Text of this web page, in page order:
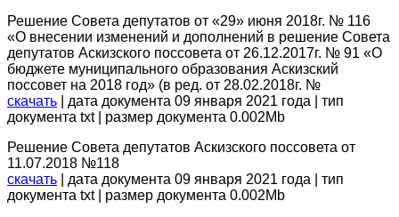
Решение Совета депутатов от «29» июня 2018г. № 116
«О внесении изменений и дополнений в решение Совета
депутатов Аскизского поссовета от 26.12.2017г. № 91 «О
бюджете муниципального образования Аскизский
поссовет на 2018 год» (в ред. от 28.02.2018г. №
скачать | дата документа 09 января 2021 года | тип
документа txt | размер документа 0.002Mb
Решение Совета депутатов Аскизского поссовета от
11.07.2018 №118
скачать | дата документа 09 января 2021 года | тип
документа txt | размер документа 0.002Mb